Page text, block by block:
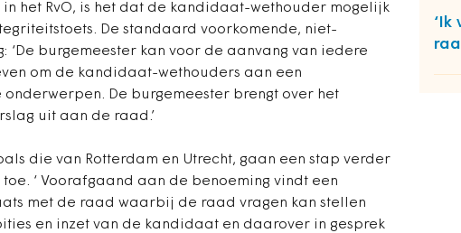
‘Ik
het RvO, is het dat de kandidaat-wethouder mogelijk
De standaard voorkomende, niet-
burgemeester kan voor de aanvang van iedere
om de kandidaat-wethouders aan een
De burgemeester brengt over het
uit aan de raad.’
die van Rotterdam en Utrecht, gaan een stap verder
‘ Voorafgaand aan de benoeming vindt een
met de raad waarbij de raad vragen kan stellen
en inzet van de kandidaat en daarover in gesprek